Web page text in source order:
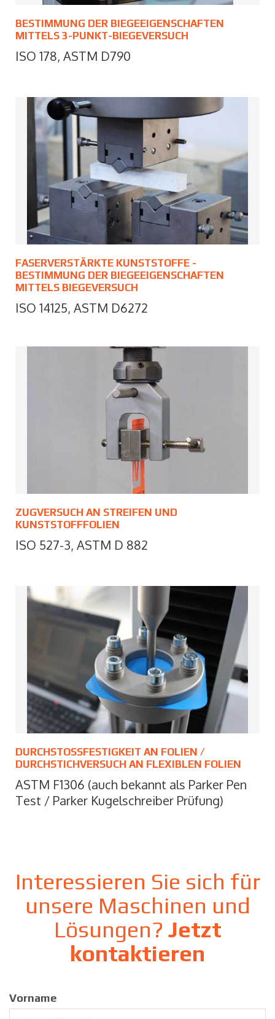
BESTIMMUNG DER BIEGEEIGENSCHAFTEN
MITTELS 3-PUNKT-BIEGEVERSUCH
ISO 178, ASTM D790
FASERVERSTÄRKTE KUNSTSTOFFE -
BESTIMMUNG DER BIEGEEIGENSCHAFTEN
MITTELS BIEGEVERSUCH
ISO 14125, ASTM D6272
ZUGVERSUCH AN STREIFEN UND
KUNSTSTOFFFOLIEN
ISO 527-3, ASTM D 882
DURCHSTOSSFESTIGKEIT AN FOLIEN / D
URCHSTICHVERSUCH AN FLEXIBLEN FOLIEN
ASTM F1306 (auch bekannt als Parker Pen
Test / Parker Kugelschreiber Prüfung)
Interessieren Sie sich für
unsere Maschinen und
Lösungen? Jetzt
kontaktieren
Vorname